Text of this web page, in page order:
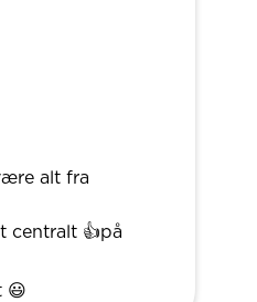
alt fra
centralt 👍på
😃